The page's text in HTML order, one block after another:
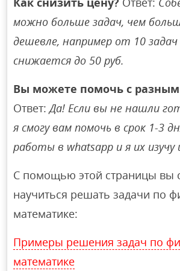
можно больше задач, чем
дешевле, например от 10
снижается до 50 руб.
Вы можете помочь с
Ответ:Да! Если вы не нашли
я смогу вам помочь в срок 1-3
работы в whatsapp и я их изучу
С помощью этой страницы вы
научиться решать задачи по
математике:
Примеры решения задач по
математике